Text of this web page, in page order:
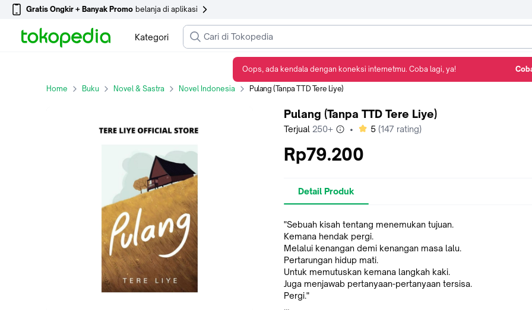
Gratis Ongkir + Banyak Promo belanja di aplikasi
Kategori
Home Buku Novel & Sastra Novel Indonesia Pulang (Tanpa TTD Tere Liye)
Pulang (Tanpa TTD Tere Liye)
Terjual 250+ • bintang
5 (147 rating)
Rp79.200
Detail Produk
"Sebuah kisah tentang menemukan tujuan.
Kemana hendak pergi.
Melalui kenangan demi kenangan masa lalu.
Pertarungan hidup mati.
Untuk memutuskan kemana langkah kaki.
Juga menjawab pertanyaan-pertanyaan tersisa.
Pergi."
Oops, ada kendala dengan koneksi internetmu. Coba lagi, ya!